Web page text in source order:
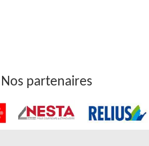
vos murs des écoulements
que votre gouttière soit pendante ou
à un professionnel comme Robert
Nos partenaires